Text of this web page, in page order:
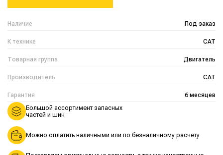
Наличие Под заказ
К технике CAT
Товарная группа Двигатель
Производитель CAT
Гарантия 6 месяцев
Большой ассортимент запасных
частей и шин
Можно оплатить наличными или по безналичному расчету